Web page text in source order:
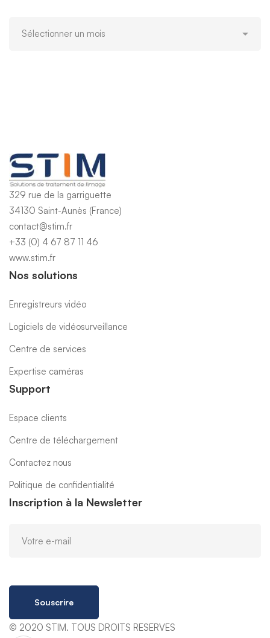
329 rue de la garriguette
34130 Saint-Aunès (France)
contact@stim.fr
+33 (0) 4 67 87 11 46
www.stim.fr
Nos solutions
Enregistreurs vidéo
Logiciels de vidéosurveillance
Centre de services
Expertise caméras
Support
Espace clients
Centre de téléchargement
Contactez nous
Politique de confidentialité
Inscription à la Newsletter
Souscrire
© 2020 STIM. TOUS DROITS RESERVES